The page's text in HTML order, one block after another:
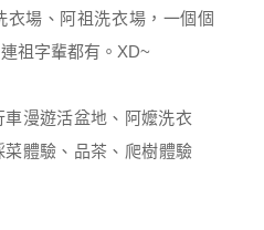
場、阿祖洗衣場，一個個
祖字輩都有。XD~